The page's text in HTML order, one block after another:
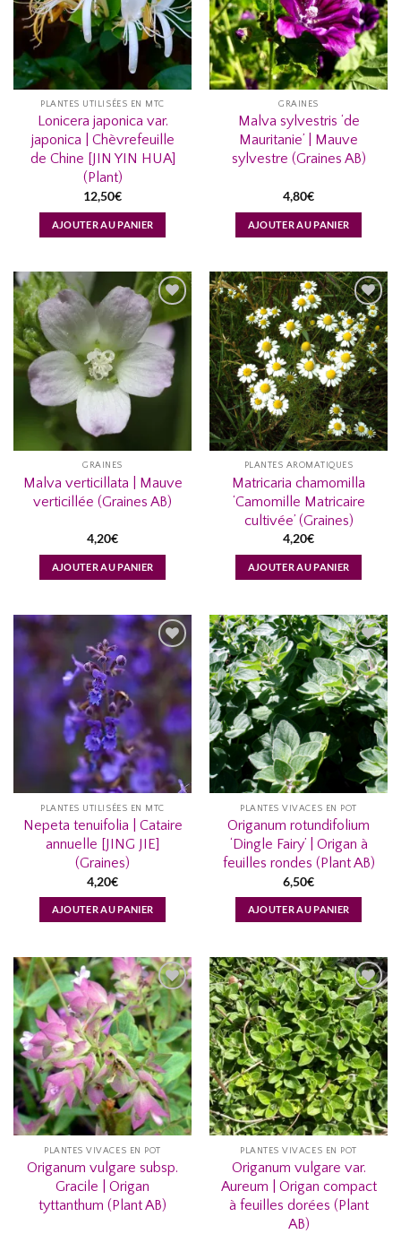
D’ENVIES...
PLANTES UTILISÉES EN MTC
Lonicera japonica var.
japonica | Chèvrefeuille
de Chine [JIN YIN HUA]
(Plant)
12,50€
AJOUTER AU PANIER
D’ENVIES...
GRAINES
Malva sylvestris ‘de
Mauritanie’ | Mauve
sylvestre (Graines AB)
4,80€
AJOUTER AU PANIER
AJOUTER
À MA
LISTE
D’ENVIES...
GRAINES
Malva verticillata | Mauve
verticillée (Graines AB)
4,20€
AJOUTER AU PANIER
AJOUTER
À MA
LISTE
D’ENVIES...
PLANTES AROMATIQUES
Matricaria chamomilla
‘Camomille Matricaire
cultivée’ (Graines)
4,20€
AJOUTER AU PANIER
AJOUTER
À MA
LISTE
D’ENVIES...
PLANTES UTILISÉES EN MTC
Nepeta tenuifolia | Cataire
annuelle [JING JIE]
(Graines)
4,20€
AJOUTER AU PANIER
AJOUTER
À MA
LISTE
D’ENVIES...
PLANTES VIVACES EN POT
Origanum rotundifolium
‘Dingle Fairy’ | Origan à
feuilles rondes (Plant AB)
6,50€
AJOUTER AU PANIER
AJOUTER
À MA
LISTE
D’ENVIES...
PLANTES VIVACES EN POT
Origanum vulgare subsp.
Gracile | Origan
tyttanthum (Plant AB)
AJOUTER
À MA
LISTE
D’ENVIES...
PLANTES VIVACES EN POT
Origanum vulgare var.
Aureum | Origan compact
à feuilles dorées (Plant
AB)